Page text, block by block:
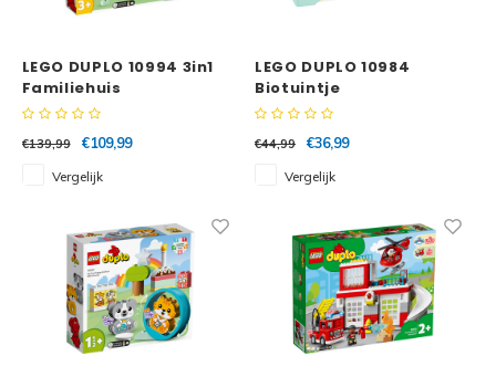
LEGO DUPLO 10994 3in1
Familiehuis
€139,99
€109,99
Vergelijk
LEGO DUPLO 10984
Biotuintje
€44,99
€36,99
Vergelijk